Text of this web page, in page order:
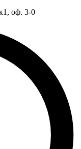
оф. 3-0